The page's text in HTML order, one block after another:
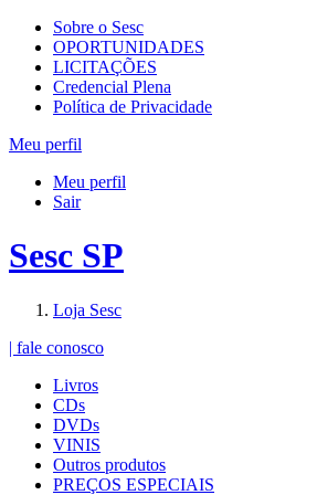
Sobre o Sesc
OPORTUNIDADES
LICITAÇÕES
Credencial Plena
Política de Privacidade
Meu perfil
Meu perfil
Sair
Sesc SP
Loja Sesc
| fale conosco
Livros
CDs
DVDs
VINIS
Outros produtos
PREÇOS ESPECIAIS